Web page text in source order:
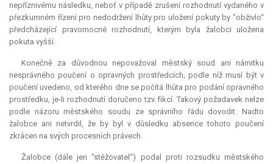
nepříznivému následku, neboť v případě zrušení rozhodnutí vydaného v
přezkumném řízení pro nedodržení lhůty pro uložení pokuty by "obživlo“
předcházející pravomocné rozhodnutí, kterým byla žalobci uložena
pokuta vyšší.
Konečně za důvodnou nepovažoval městský soud ani námitku
nesprávného poučení o opravných prostředcích, podle níž musí být v
poučení uvedeno, od kterého dne se počítá lhůta pro podání opravného
prostředku, je-li rozhodnutí doručeno tzv. fikcí. Takový požadavek nelze
podle názoru městského soudu ze správního řádu dovodit. Nadto
žalobce ani netvrdil, že by byl v důsledku absence tohoto poučení
zkrácen na svých procesních právech.
Žalobce (dále jen "stěžovatel“) podal proti rozsudku městského